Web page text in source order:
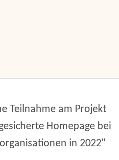
Teilnahme am Projekt
Homepage bei
in 2022"